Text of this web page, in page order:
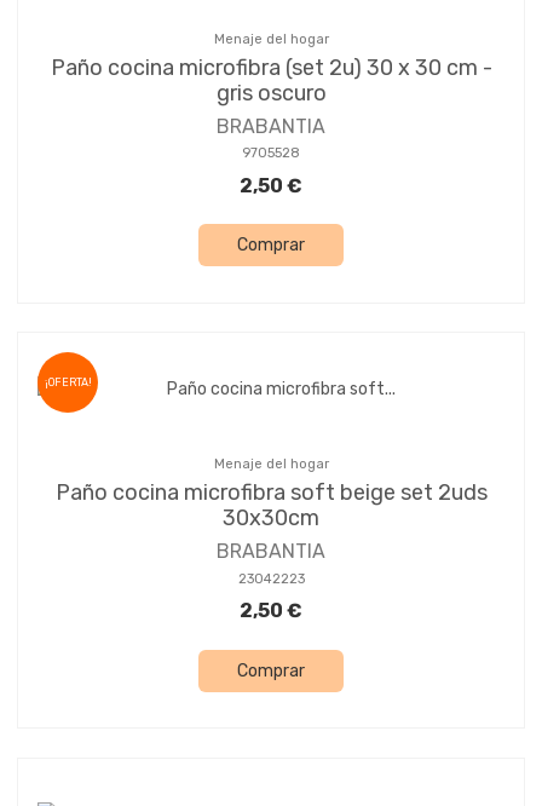
Menaje del hogar
Paño cocina microfibra (set 2u) 30 x 30 cm -
gris oscuro
BRABANTIA
9705528
2,50 €
Comprar
¡OFERTA!
Menaje del hogar
Paño cocina microfibra soft beige set 2uds
30x30cm
BRABANTIA
23042223
2,50 €
Comprar